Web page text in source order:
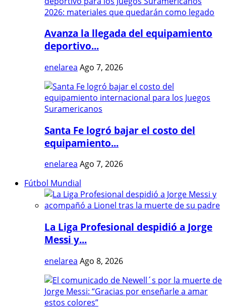
Avanza la llegada del equipamiento
deportivo...
enelarea Ago 7, 2026
Santa Fe logró bajar el costo del
equipamiento...
enelarea Ago 7, 2026
Fútbol Mundial
La Liga Profesional despidió a Jorge
Messi y...
enelarea Ago 8, 2026